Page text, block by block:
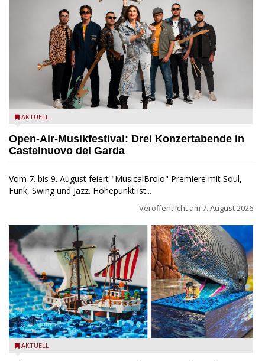
Castelnuovo del Garda: Die "Dirotta su Cuba" zu Gast beim
AKTUELL
Open-Air-Musikfestival: Drei Konzertabende in
Castelnuovo del Garda
Vom 7. bis 9. August feiert "MusicalBrolo" Premiere mit Soul,
Funk, Swing und Jazz. Höhepunkt ist...
Veröffentlicht am 7. August 2026
Laboon aus ONE PIECE als LEGO-Figur im LEGOLAND Water
AKTUELL